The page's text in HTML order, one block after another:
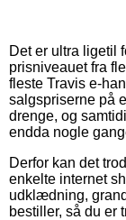
Det er ultra ligetil
prisniveauet fra
fleste Travis e-
salgspriserne på
drenge, og
endda nogle
Derfor kan det
enkelte internet
udklædning,
bestiller, så du er